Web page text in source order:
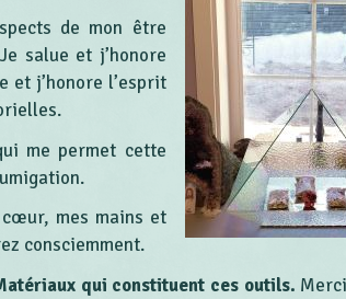
de mon être
salue et j’honore
et j’honore l’esprit
me permet cette
cœur, mes mains et
consciemment.
qui constituent ces outils.